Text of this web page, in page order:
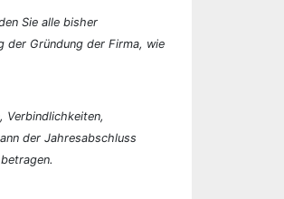
Sie alle bisher
der Gründung der Firma, wie
Verbindlichkeiten,
der Jahresabschluss